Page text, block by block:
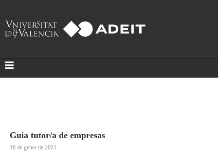
Guia tutor/a de empresas
18 de gener de 2021